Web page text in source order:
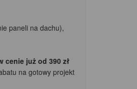
paneli na dachu),
cenie już od 390 zł
na gotowy projekt